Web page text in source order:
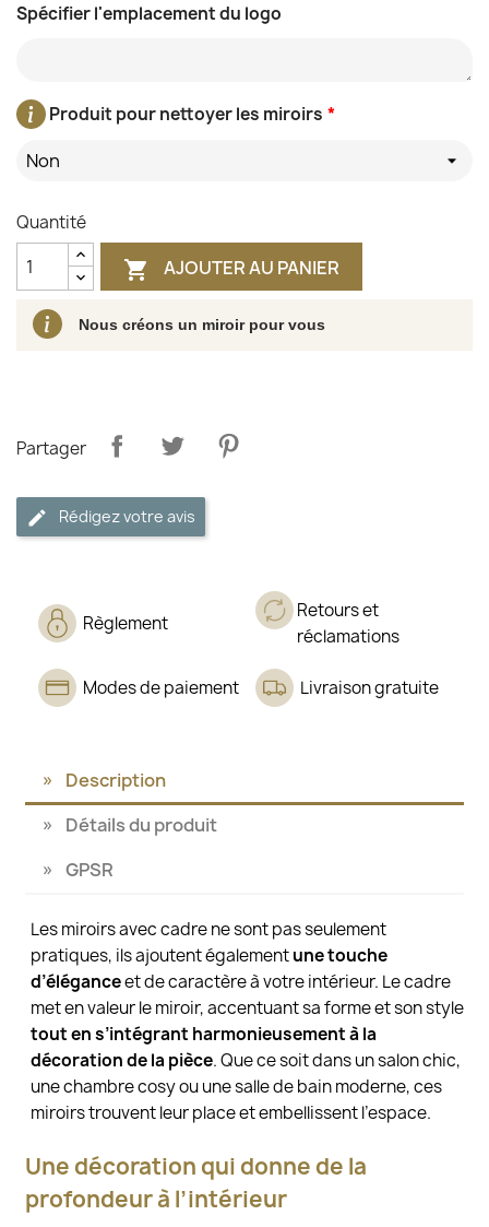
Spécifier l'emplacement du logo
*
Produit pour nettoyer les miroirs
Non
Quantité
 AJOUTER AU PANIER
Nous créons un miroir pour vous
Partager
Rédigez votre avis
Règlement
Retours et
réclamations
Modes de paiement Livraison gratuite
Description
Détails du produit
GPSR
Les miroirs avec cadre ne sont pas seulement
pratiques, ils ajoutent égalementune touche
d’éléganceet de caractère à votre intérieur. Le cadre
met en valeur le miroir, accentuant sa forme et son style
tout en s’intégrant harmonieusement à la
décoration de la pièce. Que ce soit dans un salon chic,
une chambre cosy ou une salle de bain moderne, ces
miroirs trouvent leur place et embellissent l’espace.
Une décoration qui donne de la
profondeur à l’intérieur